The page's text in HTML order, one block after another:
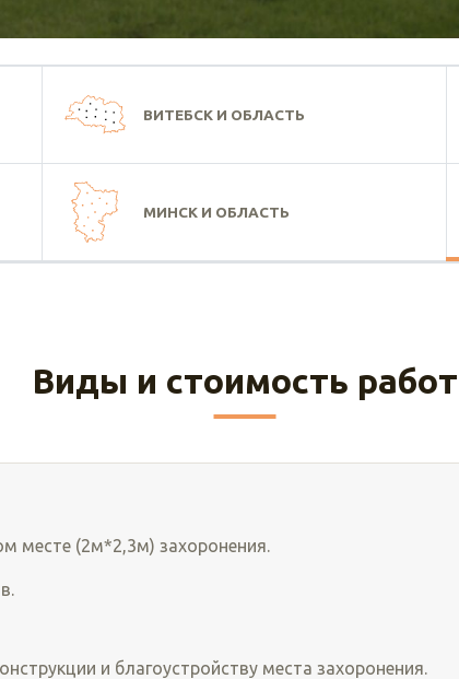
ВИТЕБСК И ОБЛАСТЬ
МИНСК И ОБЛАСТЬ
Виды и стоимость работ
месте (2м*2,3м) захоронения.
и благоустройству места захоронения.